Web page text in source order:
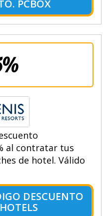
PCBOX
al contratar tus
de hotel. Válido
DESCUENTO